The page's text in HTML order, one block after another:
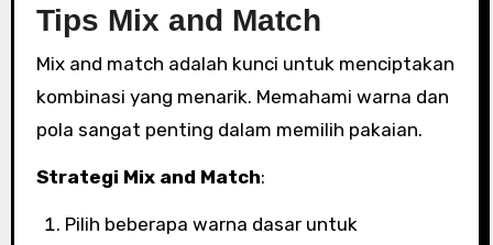
Tips Mix and Match
Mix and match adalah kunci untuk menciptakan
kombinasi yang menarik. Memahami warna dan
pola sangat penting dalam memilih pakaian.
Strategi Mix and Match:
Pilih beberapa warna dasar untuk